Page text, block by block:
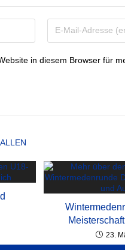
in diesem Browser für
23.